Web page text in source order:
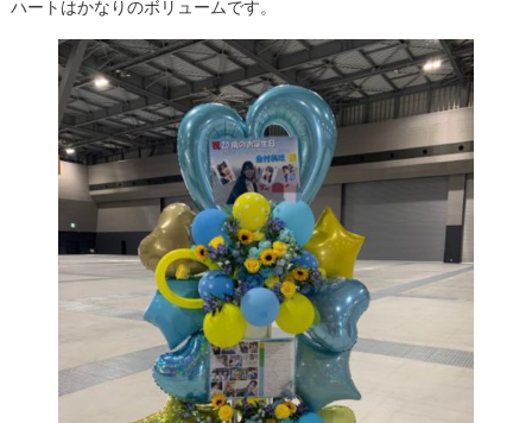
ハートはかなりのボリュームです。